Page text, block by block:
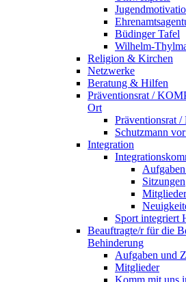
Büdinger Tafel
Wilhelm-
Religion & Kirchen
Netzwerke
Beratung & Hilfen
Präventionsrat /
Ort
Präventionsrat
Schutzmann
Integration
Sitzungen
Mitglieder
Sport integriert
Beauftragte/r für die
Behinderung
Aufgaben und
Mitglieder
Komm mit uns